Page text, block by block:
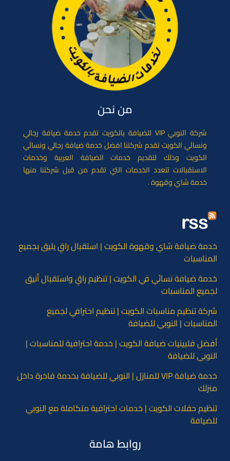
من نحن
شركة النوبي VIP للضيافة بالكويت تقدم خدمة ضيافة رجالي
ونسائي الكويت تقدم شركتنا افضل خدمة ضيافة رجالي ونسائي
الكويت وذلك لتقديم خدمات الضيافة العربية وخدمات
الاستقبالات تتعدد الخدمات التي تقدم من قبل شركتنا منها
خدمة شاي وقهوة .
خدمة ضيافة شاي وقهوة الكويت | استقبال راقٍ يليق بجميع
المناسبات
خدمة ضيافة نسائي في الكويت | تنظيم راقٍ واستقبال أنيق
لجميع المناسبات
شركة تنظيم مناسبات الكويت | تنظيم احترافي لجميع
المناسبات | النوبي للضيافة
أفضل فلبينيات ضيافة الكويت | خدمة احترافية للمناسبات |
النوبي للضيافة
خدمة ضيافة VIP للمنازل | النوبي للضيافة بخدمة فاخرة داخل
منزلك
تنظيم حفلات الكويت | خدمات احترافية متكاملة مع النوبي
للضيافة
روابط هامة